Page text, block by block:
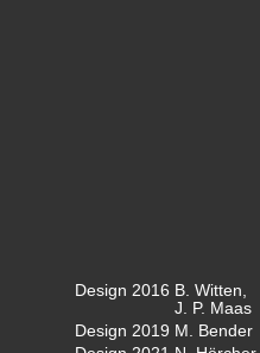
Design 2016 B. Witten,
J. P. Maas
Design 2019 M. Bender